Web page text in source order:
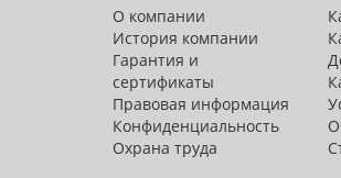
О компании
История компании
Гарантия и
сертификаты
Правовая информация
Конфиденциальность
Охрана труда